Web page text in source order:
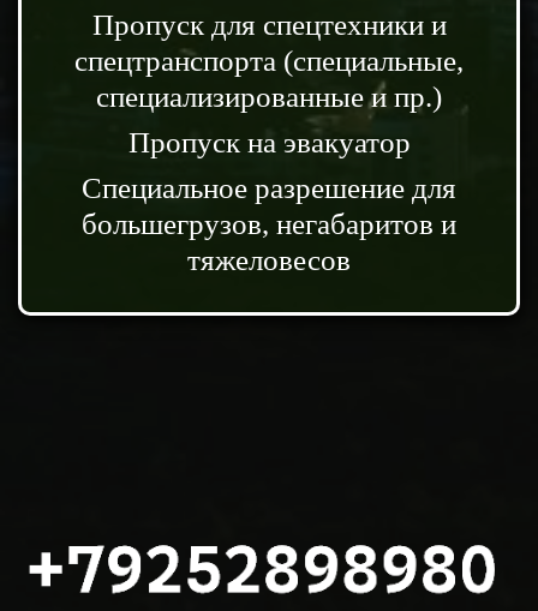
Пропуск для спецтехники и
спецтранспорта (специальные,
специализированные и пр.)
Пропуск на эвакуатор
Специальное разрешение для
большегрузов, негабаритов и
тяжеловесов